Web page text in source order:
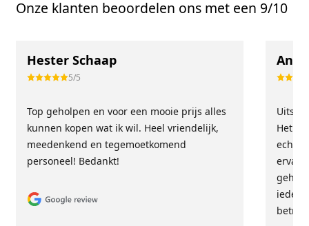
Onze klanten beoordelen ons met een 9/10
Hester Schaap
5/5
Top geholpen en voor een mooie prijs alles
kunnen kopen wat ik wil. Heel vriendelijk,
meedenkend en tegemoetkomend
personeel! Bedankt!
Het
echt